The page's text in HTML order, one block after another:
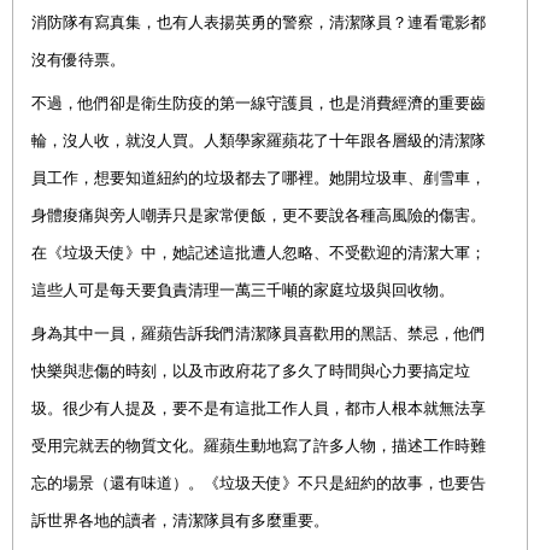
消防隊有寫真集，也有人表揚英勇的警察，清潔隊員？連看電影都
沒有優待票。
不過，他們卻是衛生防疫的第一線守護員，也是消費經濟的重要齒
輪，沒人收，就沒人買。人類學家羅蘋花了十年跟各層級的清潔隊
員工作，想要知道紐約的垃圾都去了哪裡。她開垃圾車、剷雪車，
身體痠痛與旁人嘲弄只是家常便飯，更不要說各種高風險的傷害。
在《垃圾天使》中，她記述這批遭人忽略、不受歡迎的清潔大軍；
這些人可是每天要負責清理一萬三千噸的家庭垃圾與回收物。
身為其中一員，羅蘋告訴我們清潔隊員喜歡用的黑話、禁忌，他們
快樂與悲傷的時刻，以及市政府花了多久了時間與心力要搞定垃
圾。很少有人提及，要不是有這批工作人員，都市人根本就無法享
受用完就丟的物質文化。羅蘋生動地寫了許多人物，描述工作時難
忘的場景（還有味道）。《垃圾天使》不只是紐約的故事，也要告
訴世界各地的讀者，清潔隊員有多麼重要。